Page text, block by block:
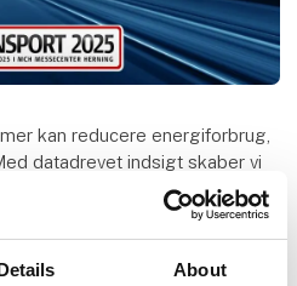
About
kan reducere energiforbrug,
datadrevet indsigt skaber vi
omkostningseffektiv drift i